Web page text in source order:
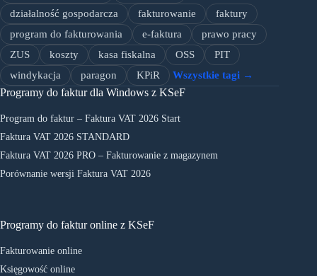
działalność gospodarcza
fakturowanie
faktury
program do fakturowania
e-faktura
prawo pracy
ZUS
koszty kasa fiskalna OSS
PIT
windykacja
paragon KPiR Wszystkie tagi →
Programy do faktur dla Windows z KSeF
Program do faktur – Faktura VAT 2026 Start
Faktura VAT 2026 STANDARD
Faktura VAT 2026 PRO – Fakturowanie z magazynem
Porównanie wersji Faktura VAT 2026
Programy do faktur online z KSeF
Fakturowanie online
Księgowość online